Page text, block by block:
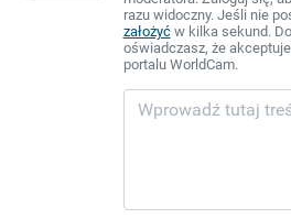
razu widoczny. Jeśli nie
założyćw kilka sekund.
oświadczasz, że
portalu WorldCam.